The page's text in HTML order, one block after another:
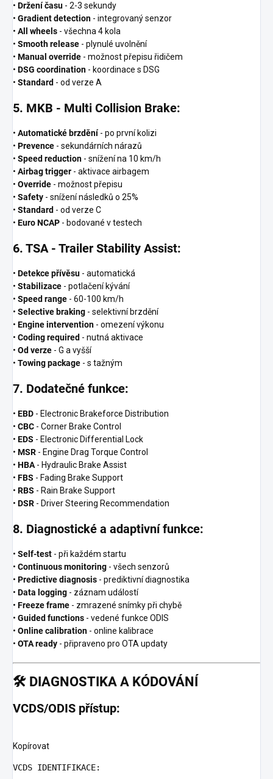
• Držení času - 2-3 sekundy
• Gradient detection - integrovaný senzor
• All wheels - všechna 4 kola
• Smooth release - plynulé uvolnění
• Manual override - možnost přepisu řidičem
• DSG coordination - koordinace s DSG
• Standard - od verze A
5. MKB - Multi Collision Brake:
• Automatické brzdění - po první kolizi
• Prevence - sekundárních nárazů
• Speed reduction - snížení na 10 km/h
• Airbag trigger - aktivace airbagem
• Override - možnost přepisu
• Safety - snížení následků o 25%
• Standard - od verze C
• Euro NCAP - bodované v testech
6. TSA - Trailer Stability Assist:
• Detekce přívěsu - automatická
• Stabilizace - potlačení kývání
• Speed range - 60-100 km/h
• Selective braking - selektivní brzdění
• Engine intervention - omezení výkonu
• Coding required - nutná aktivace
• Od verze - G a vyšší
• Towing package - s tažným
7. Dodatečné funkce:
• EBD - Electronic Brakeforce Distribution
• CBC - Corner Brake Control
• EDS - Electronic Differential Lock
• MSR - Engine Drag Torque Control
• HBA - Hydraulic Brake Assist
• FBS - Fading Brake Support
• RBS - Rain Brake Support
• DSR - Driver Steering Recommendation
8. Diagnostické a adaptivní funkce:
• Self-test - při každém startu
• Continuous monitoring - všech senzorů
• Predictive diagnosis - prediktivní diagnostika
• Data logging - záznam událostí
• Freeze frame - zmrazené snímky při chybě
• Guided functions - vedené funkce ODIS
• Online calibration - online kalibrace
• OTA ready - připraveno pro OTA updaty
🛠️ DIAGNOSTIKA A KÓDOVÁNÍ
VCDS/ODIS přístup:
Kopírovat
VCDS IDENTIFIKACE: